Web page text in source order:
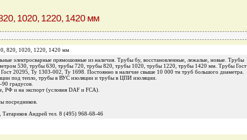
1020, 1220, 1420 мм
820, 1020, 1220, 1420 мм
электросварные прямошовные из наличия. Трубы бу, восстановленные, лежалые, новые. Трубы
530, трубы 630, трубы 720, трубы 820, трубы 1020, трубы 1220, трубы 1420 мм. Трубы Гост
20295, Ту 1303-002, Ту 1698. Постоянно в наличие свыше 10 000 тн труб большого диаметра.
под тепло, трубы в ВУС изоляции и трубы в ЦПИ изоляции.
градусов.
РФ и на экспорт (условия DAF и FCA).
посредников.
Андрей тел. 8 (495) 968-68-46